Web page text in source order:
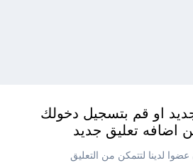
او قم بتسجيل دخولك
اضافه تعليق جديد
لدينا لتتمكن من التعليق